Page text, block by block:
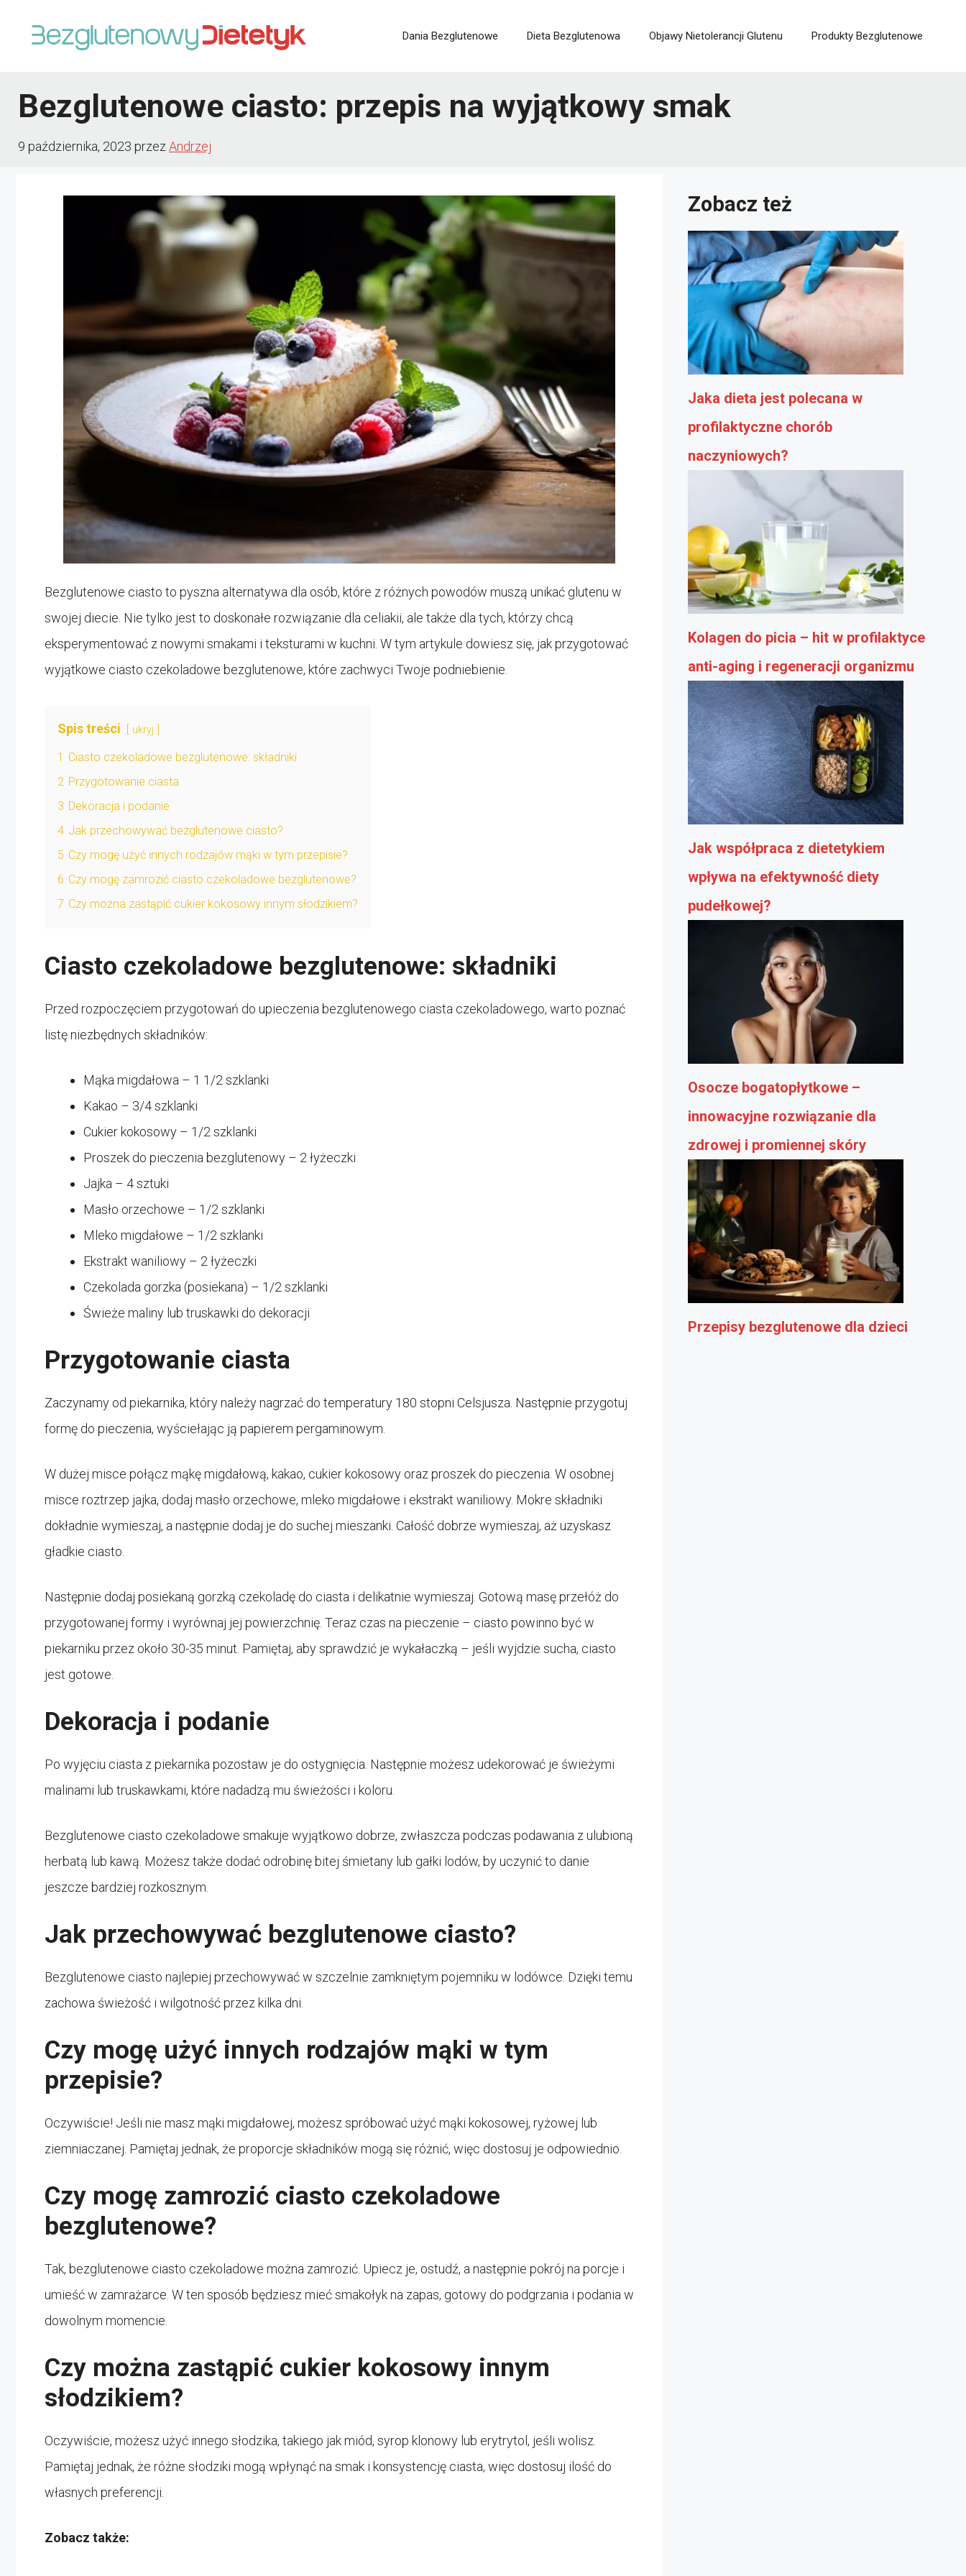
Dania Bezglutenowe Dieta Bezglutenowa Objawy Nietolerancji Glutenu Produkty Bezglutenowe
Bezglutenowe ciasto: przepis na wyjątkowy smak
9 października, 2023 przez Andrzej
Bezglutenowe ciasto to pyszna alternatywa dla osób, które z różnych powodów muszą unikać glutenu w
swojej diecie. Nie tylko jest to doskonałe rozwiązanie dla celiakii, ale także dla tych, którzy chcą
eksperymentować z nowymi smakami i teksturami w kuchni. W tym artykule dowiesz się, jak przygotować
wyjątkowe ciasto czekoladowe bezglutenowe, które zachwyci Twoje podniebienie.
Spis treści ukryj
1 Ciasto czekoladowe bezglutenowe: składniki
2 Przygotowanie ciasta
3 Dekoracja i podanie
4 Jak przechowywać bezglutenowe ciasto?
5 Czy mogę użyć innych rodzajów mąki w tym przepisie?
6 Czy mogę zamrozić ciasto czekoladowe bezglutenowe?
7 Czy można zastąpić cukier kokosowy innym słodzikiem?
Ciasto czekoladowe bezglutenowe: składniki
Przed rozpoczęciem przygotowań do upieczenia bezglutenowego ciasta czekoladowego, warto poznać
listę niezbędnych składników:
Mąka migdałowa – 1 1/2 szklanki
Kakao – 3/4 szklanki
Cukier kokosowy – 1/2 szklanki
Proszek do pieczenia bezglutenowy – 2 łyżeczki
Jajka – 4 sztuki
Masło orzechowe – 1/2 szklanki
Mleko migdałowe – 1/2 szklanki
Ekstrakt waniliowy – 2 łyżeczki
Czekolada gorzka (posiekana) – 1/2 szklanki
Świeże maliny lub truskawki do dekoracji
Przygotowanie ciasta
Zaczynamy od piekarnika, który należy nagrzać do temperatury 180 stopni Celsjusza. Następnie przygotuj
formę do pieczenia, wyściełając ją papierem pergaminowym.
W dużej misce połącz mąkę migdałową, kakao, cukier kokosowy oraz proszek do pieczenia. W osobnej
misce roztrzep jajka, dodaj masło orzechowe, mleko migdałowe i ekstrakt waniliowy. Mokre składniki
dokładnie wymieszaj, a następnie dodaj je do suchej mieszanki. Całość dobrze wymieszaj, aż uzyskasz
gładkie ciasto.
Następnie dodaj posiekaną gorzką czekoladę do ciasta i delikatnie wymieszaj. Gotową masę przełóż do
przygotowanej formy i wyrównaj jej powierzchnię. Teraz czas na pieczenie – ciasto powinno być w
piekarniku przez około 30-35 minut. Pamiętaj, aby sprawdzić je wykałaczką – jeśli wyjdzie sucha, ciasto
jest gotowe.
Dekoracja i podanie
Po wyjęciu ciasta z piekarnika pozostaw je do ostygnięcia. Następnie możesz udekorować je świeżymi
malinami lub truskawkami, które nadadzą mu świeżości i koloru.
Bezglutenowe ciasto czekoladowe smakuje wyjątkowo dobrze, zwłaszcza podczas podawania z ulubioną
herbatą lub kawą. Możesz także dodać odrobinę bitej śmietany lub gałki lodów, by uczynić to danie
jeszcze bardziej rozkosznym.
Jak przechowywać bezglutenowe ciasto?
Bezglutenowe ciasto najlepiej przechowywać w szczelnie zamkniętym pojemniku w lodówce. Dzięki temu
zachowa świeżość i wilgotność przez kilka dni.
Czy mogę użyć innych rodzajów mąki w tym
przepisie?
Oczywiście! Jeśli nie masz mąki migdałowej, możesz spróbować użyć mąki kokosowej, ryżowej lub
ziemniaczanej. Pamiętaj jednak, że proporcje składników mogą się różnić, więc dostosuj je odpowiednio.
Czy mogę zamrozić ciasto czekoladowe
bezglutenowe?
Tak, bezglutenowe ciasto czekoladowe można zamrozić. Upiecz je, ostudź, a następnie pokrój na porcje i
umieść w zamrażarce. W ten sposób będziesz mieć smakołyk na zapas, gotowy do podgrzania i podania w
dowolnym momencie.
Czy można zastąpić cukier kokosowy innym
słodzikiem?
Oczywiście, możesz użyć innego słodzika, takiego jak miód, syrop klonowy lub erytrytol, jeśli wolisz.
Pamiętaj jednak, że różne słodziki mogą wpłynąć na smak i konsystencję ciasta, więc dostosuj ilość do
własnych preferencji.
Zobacz także:
Zobacz też
Jaka dieta jest polecana w
profilaktyczne chorób
naczyniowych?
Kolagen do picia – hit w profilaktyce
anti-aging i regeneracji organizmu
Jak współpraca z dietetykiem
wpływa na efektywność diety
pudełkowej?
Osocze bogatopłytkowe –
innowacyjne rozwiązanie dla
zdrowej i promiennej skóry
Przepisy bezglutenowe dla dzieci